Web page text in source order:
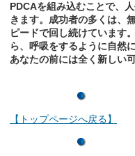
PDCAを組み込むことで、
きます。成功者の多くは、
ピードで回し続けています
ら、呼吸をするように自然
あなたの前には全く新しい
【トップページへ戻る】